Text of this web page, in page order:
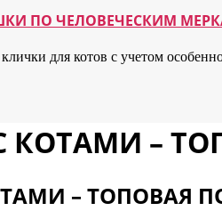
ПО ЧЕЛОВЕЧЕСКИМ
–
– ТОПОВАЯ